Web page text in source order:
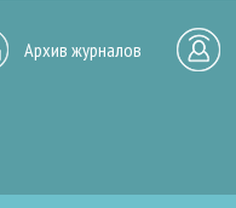
Архив журналов